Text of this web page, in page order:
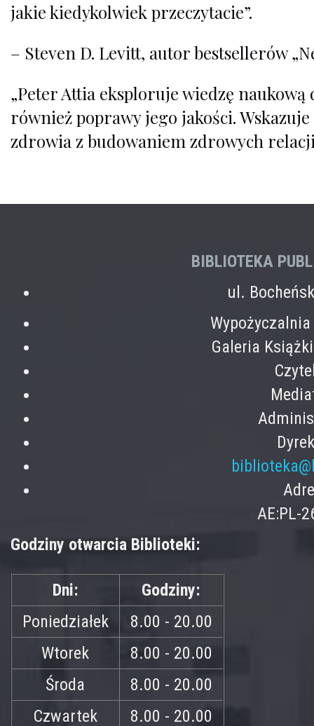
jakie kiedykolwiek przeczytacie”.
– Steven D. Levitt, autor bestsellerów
„Peter Attia eksploruje wiedzę
również poprawy jego jakości.
zdrowia z budowaniem zdrowych
BIBLIOTEKA
ul.
Galeria
AE:PL-
Godziny otwarcia Biblioteki:
Dni:
Godziny:
Poniedziałek
8.00 - 20.00
Wtorek
8.00 - 20.00
Środa
8.00 - 20.00
Czwartek
8.00 - 20.00